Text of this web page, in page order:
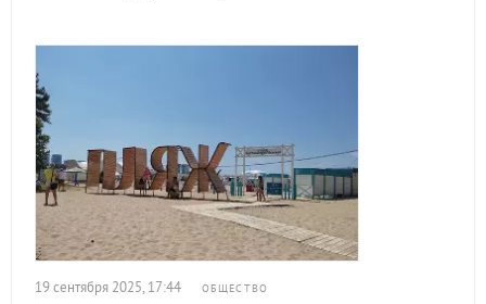
19 сентября 2025, 17:44 ОБЩЕСТВО